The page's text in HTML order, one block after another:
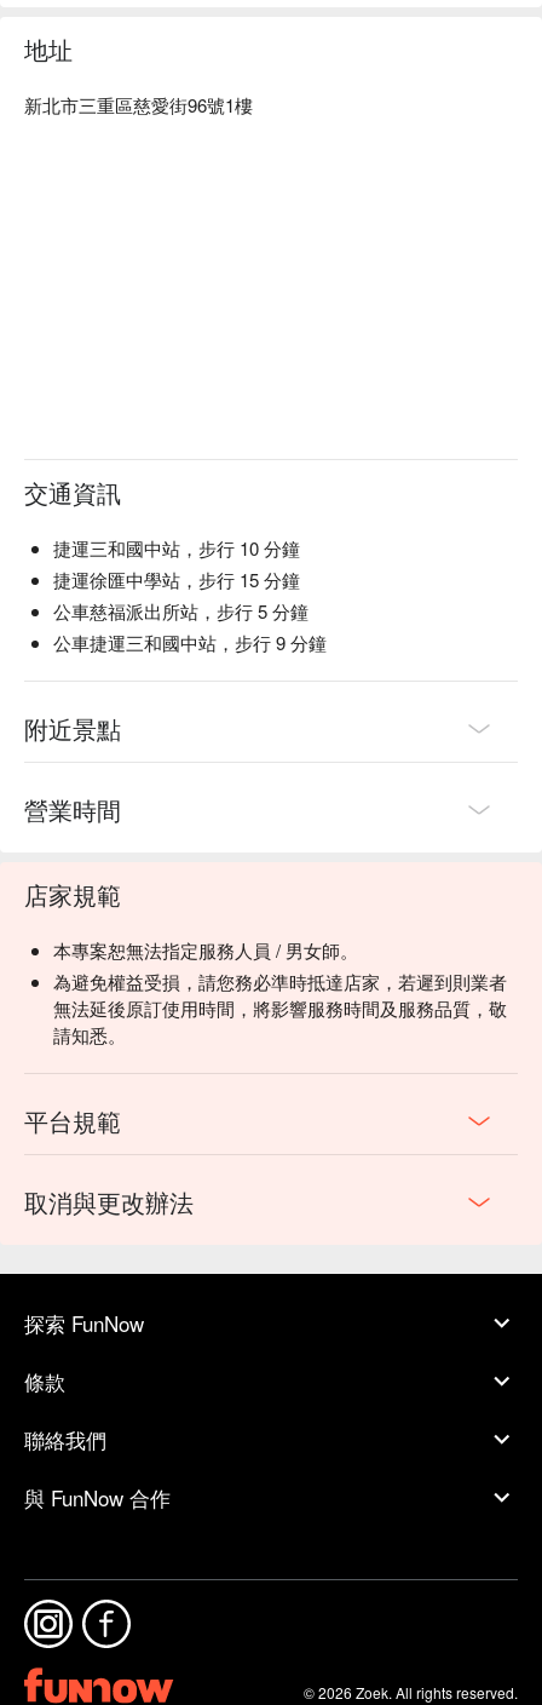
地址
新北市三重區慈愛街96號1樓
交通資訊
捷運三和國中站，步行 10 分鐘
捷運徐匯中學站，步行 15 分鐘
公車慈福派出所站，步行 5 分鐘
公車捷運三和國中站，步行 9 分鐘
附近景點
營業時間
店家規範
本專案恕無法指定服務人員 / 男女師。
為避免權益受損，請您務必準時抵達店家，若遲到則業者
無法延後原訂使用時間，將影響服務時間及服務品質，敬
請知悉。
平台規範
取消與更改辦法
探索 FunNow
條款
聯絡我們
與 FunNow 合作
© 2026 Zoek. All rights reserved.